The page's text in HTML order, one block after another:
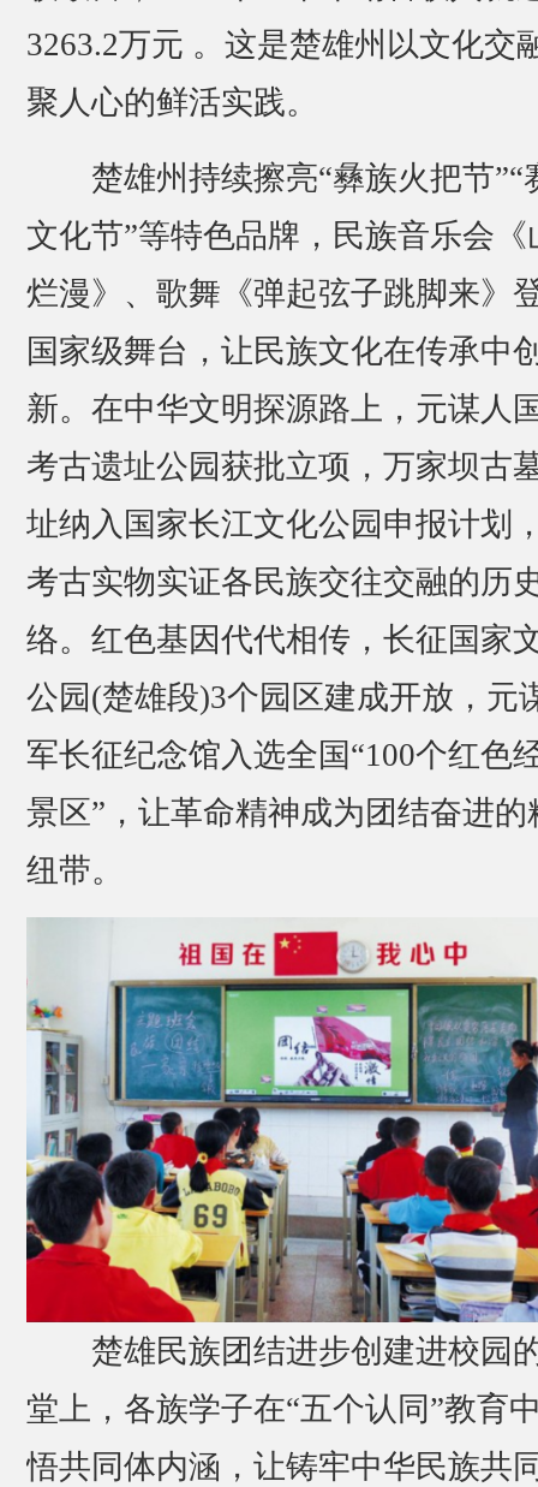
3263.2万元 。这是楚雄州以文化交
聚人心的鲜活实践。
楚雄州持续擦亮“彝族火把节”“
文化节”等特色品牌，民族音乐会《
烂漫》、歌舞《弹起弦子跳脚来》
国家级舞台，让民族文化在传承中
新。在中华文明探源路上，元谋人
考古遗址公园获批立项，万家坝古
址纳入国家长江文化公园申报计划
考古实物实证各民族交往交融的历
络。红色基因代代相传，长征国家
公园(楚雄段)3个园区建成开放，元
军长征纪念馆入选全国“100个红色
景区”，让革命精神成为团结奋进的
纽带。
楚雄民族团结进步创建进校园
堂上，各族学子在“五个认同”教育
悟共同体内涵，让铸牢中华民族共